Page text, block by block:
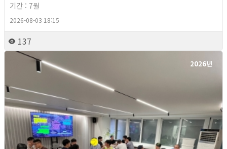
기간 : 7월
2026-08-03 18:15
137
2026년